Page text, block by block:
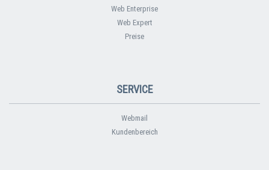
Web Enterprise
Web Expert
Preise
SERVICE
Webmail
Kundenbereich